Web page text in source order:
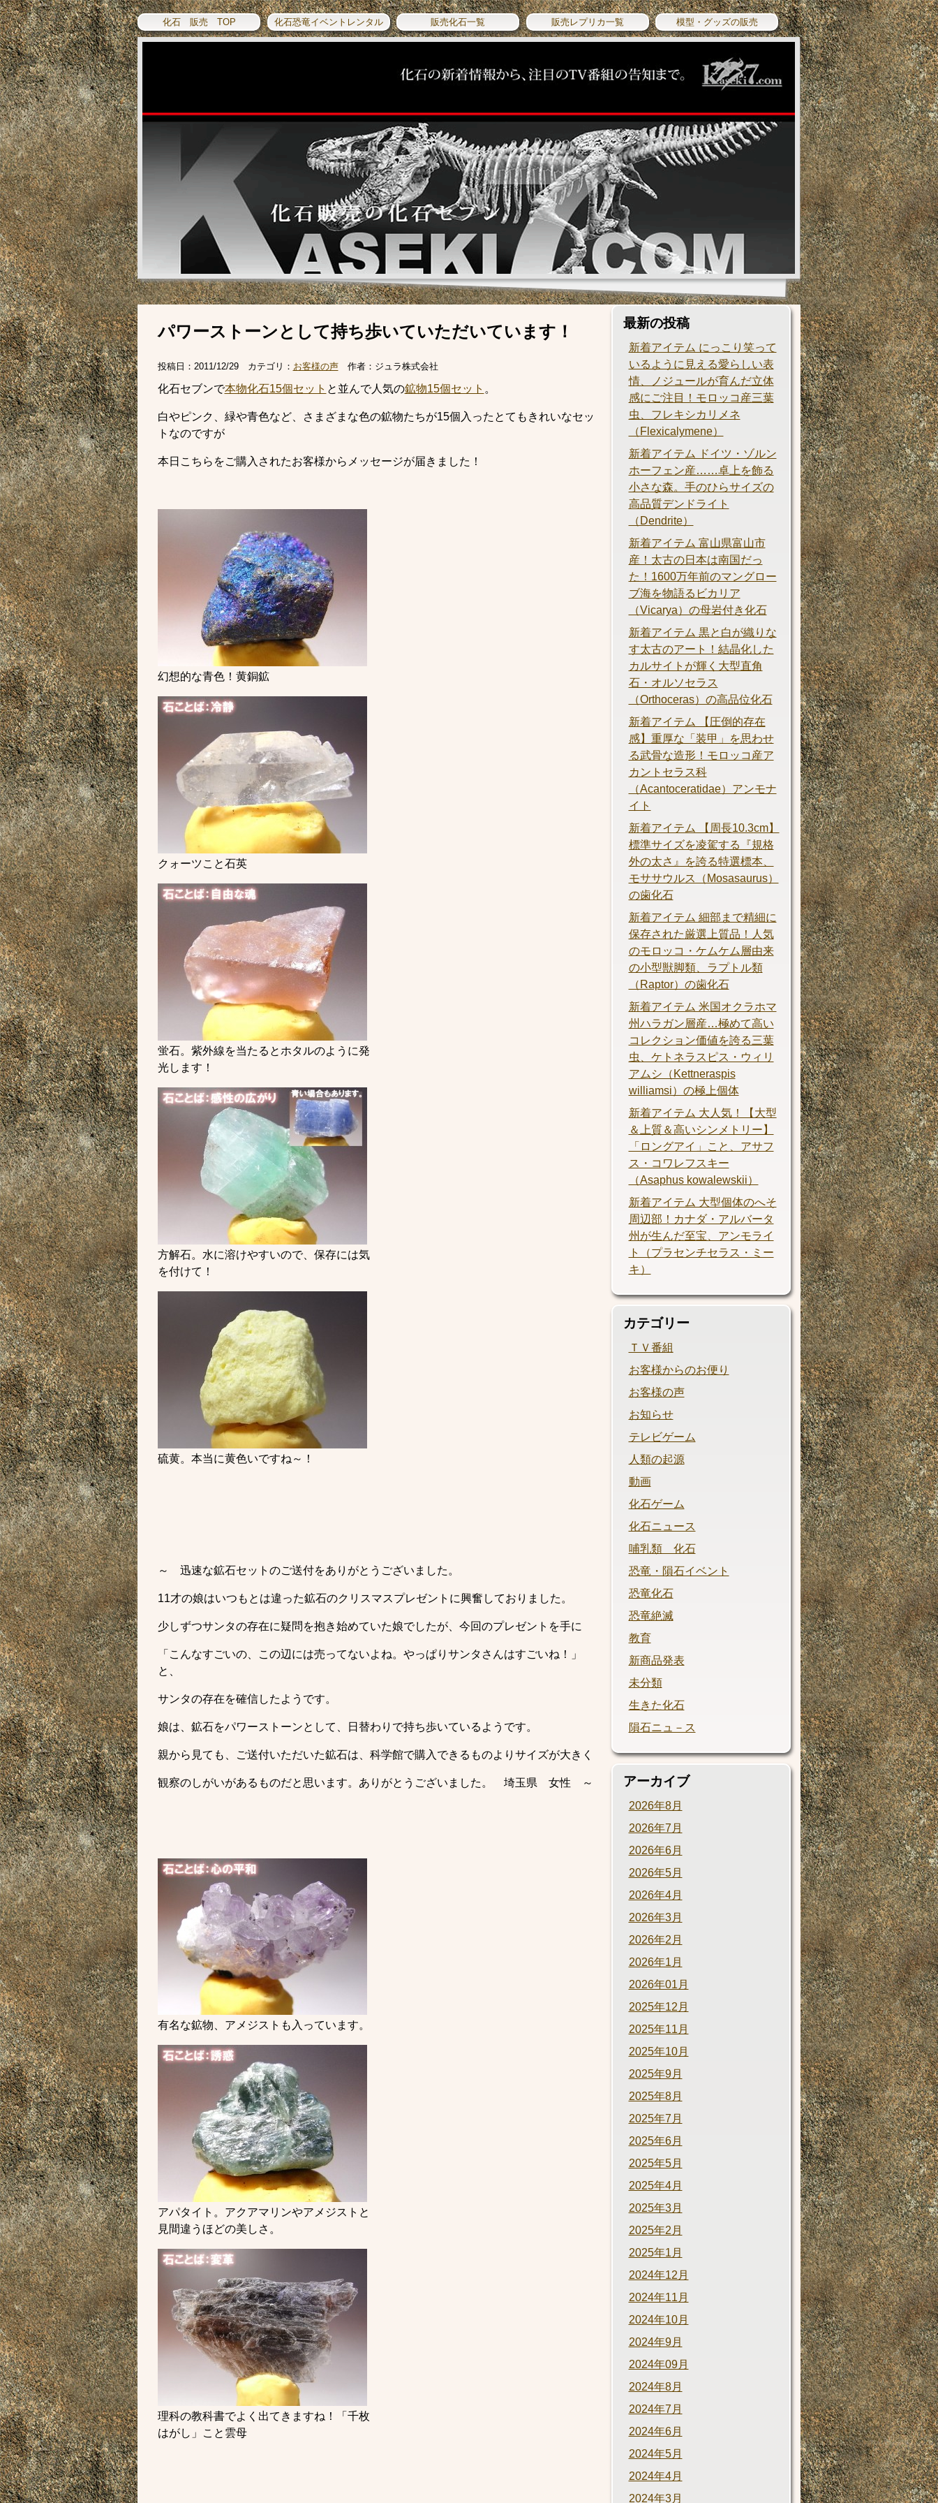
化石 販売 TOP 化石恐竜イベントレンタル 販売化石一覧 販売レプリカ一覧 模型・グッズの販売
パワーストーンとして持ち歩いていただいています！
投稿日： 2011/12/29カテゴリ： お客様の声作者： ジュラ株式会社
化石セブンで本物化石15個セット と並んで人気の鉱物15個セット 。
白やピンク、緑や青色など、さまざまな色の鉱物たちが15個入ったとてもきれいなセッ
トなのですが
本日こちらをご購入されたお客様からメッセージが届きました！
幻想的な青色！黄銅鉱
クォーツこと石英
蛍石。紫外線を当たるとホタルのように発
光します！
方解石。水に溶けやすいので、保存には気
を付けて！
硫黄。本当に黄色いですね～！
～ 迅速な鉱石セットのご送付をありがとうございました。
11才の娘はいつもとは違った鉱石のクリスマスプレゼントに興奮しておりました。
少しずつサンタの存在に疑問を抱き始めていた娘でしたが、今回のプレゼントを手に
「こんなすごいの、この辺には売ってないよね。やっぱりサンタさんはすごいね！」
と、
サンタの存在を確信したようです。
娘は、鉱石をパワーストーンとして、日替わりで持ち歩いているようです。
親から見ても、ご送付いただいた鉱石は、科学館で購入できるものよりサイズが大きく
観察のしがいがあるものだと思います。ありがとうございました。 埼玉県 女性 ～
有名な鉱物、アメジストも入っています。
アパタイト。アクアマリンやアメジストと
見間違うほどの美しさ。
理科の教科書でよく出てきますね！「千枚
はがし」こと雲母
最新の投稿
新着アイテム にっこり笑って
いるように見える愛らしい表
情、ノジュールが育んだ立体
感にご注目！モロッコ産三葉
虫、フレキシカリメネ
（Flexicalymene）
新着アイテム ドイツ・ゾルン
ホーフェン産……卓上を飾る
小さな森。手のひらサイズの
高品質デンドライト
（Dendrite）
新着アイテム 富山県富山市
産！太古の日本は南国だっ
た！1600万年前のマングロー
ブ海を物語るビカリア
（Vicarya）の母岩付き化石
新着アイテム 黒と白が織りな
す太古のアート！結晶化した
カルサイトが輝く大型直角
石・オルソセラス
（Orthoceras）の高品位化石
新着アイテム 【圧倒的存在
感】重厚な「装甲」を思わせ
る武骨な造形！モロッコ産ア
カントセラス科
（Acantoceratidae）アンモナ
イト
新着アイテム 【周長10.3cm】
標準サイズを凌駕する『規格
外の太さ』を誇る特選標本、
モササウルス（Mosasaurus）
の歯化石
新着アイテム 細部まで精細に
保存された厳選上質品！人気
のモロッコ・ケムケム層由来
の小型獣脚類、ラプトル類
（Raptor）の歯化石
新着アイテム 米国オクラホマ
州ハラガン層産…極めて高い
コレクション価値を誇る三葉
虫、ケトネラスピス・ウィリ
アムシ（Kettneraspis
williamsi）の極上個体
新着アイテム 大人気！【大型
＆上質＆高いシンメトリー】
「ロングアイ」こと、アサフ
ス・コワレフスキー
（Asaphus kowalewskii）
新着アイテム 大型個体のへそ
周辺部！カナダ・アルバータ
州が生んだ至宝、アンモライ
ト（プラセンチセラス・ミー
キ）
カテゴリー
ＴＶ番組
お客様からのお便り
お客様の声
お知らせ
テレビゲーム
人類の起源
動画
化石ゲーム
化石ニュース
哺乳類 化石
恐竜・隕石イベント
恐竜化石
恐竜絶滅
教育
新商品発表
未分類
生きた化石
隕石ニュ－ス
アーカイブ
2026年8月
2026年7月
2026年6月
2026年5月
2026年4月
2026年3月
2026年2月
2026年1月
2026年01月
2025年12月
2025年11月
2025年10月
2025年9月
2025年8月
2025年7月
2025年6月
2025年5月
2025年4月
2025年3月
2025年2月
2025年1月
2024年12月
2024年11月
2024年10月
2024年9月
2024年09月
2024年8月
2024年7月
2024年6月
2024年5月
2024年4月
2024年3月